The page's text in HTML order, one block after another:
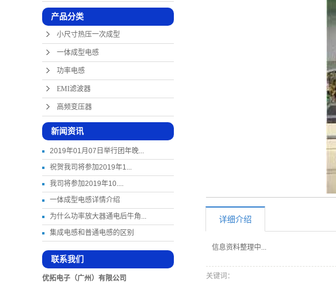
产品分类
小尺寸热压一次成型
一体成型电感
功率电感
EMI滤波器
高频变压器
新闻资讯
2019年01月07日举行团年晚...
祝贺我司将参加2019年1...
我司将参加2019年10....
一体成型电感详情介绍
为什么功率放大器通电后牛角...
集成电感和普通电感的区别
联系我们
优拓电子（广州）有限公司
详细介绍
信息资料整理中...
关键词：